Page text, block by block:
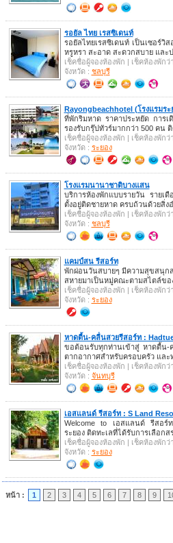
รอยัล ไทย เรสซิเดนท์
รอยัลไทยเรสซิเดนท์ เป็นเซอร์วิ
หรูหรา สะอาด สะดวกสบาย และ
เช็คชื่อผู้จองห้องพัก | เช็คห้องพัก
จังหวัด : ชลบุรี
Rayongbeachhotel (โรงแรมระ
ที่พักริมหาด ราคาประหยัด การเ
รองรับกรุ๊ปทัวร์มากกว่า 500 คน
เช็คชื่อผู้จองห้องพัก | เช็คห้องพัก
จังหวัด : ระยอง
โรงแรมนานาชาติบางแสน
บริการห้องพักแบบรายวัน รายเ
ตั้งอยู่ติดชายหาด ครบถ้วนด้วยสิ่ง
เช็คชื่อผู้จองห้องพัก | เช็คห้องพัก
จังหวัด : ชลบุรี
แคมป์สน รีสอร์ท
พักผ่อนวันสบายๆ มีความสุขสนุก
สหายมาเป็นหมู่คณะตามสไตล์ขอ
เช็คชื่อผู้จองห้องพัก | เช็คห้องพัก
จังหวัด : ระยอง
หาดตื้น-คลื่นสวยรีสอร์ท :
ขอต้อนรับทุกท่านเข้าสู่ หาดตื้น-
ตากอากาศสำหรับครอบครัว แล
เช็คชื่อผู้จองห้องพัก | เช็คห้องพัก
จังหวัด : จันทบุรี
เอสแลนด์ รีสอร์ท : S Land
Welcome to เอสแลนด์ รีสอร์
ระยอง ติดทะเลที่ได้รับการเลือกส
เช็คชื่อผู้จองห้องพัก | เช็คห้องพัก
จังหวัด : ระยอง
หน้า : 1 2 3 4 5 6 7 8 9